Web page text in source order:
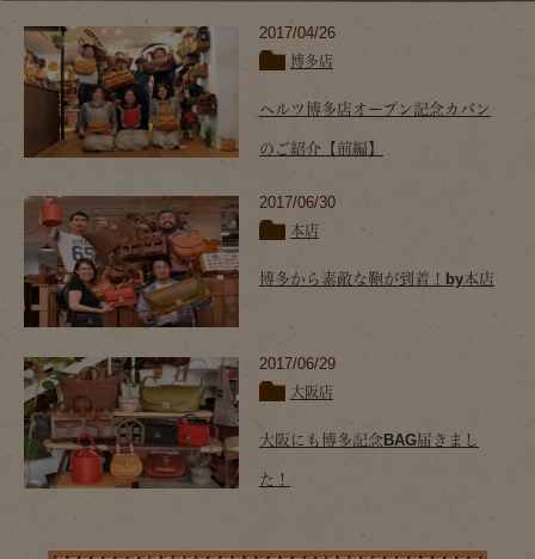
2017/04/26
博多店
ヘルツ博多店オープン記念カバン
のご紹介【前編】
2017/06/30
本店
博多から素敵な鞄が到着！by本店
2017/06/29
大阪店
大阪にも博多記念BAG届きまし
た！